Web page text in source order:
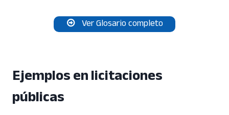
Ver Glosario completo
Ejemplos en licitaciones
públicas